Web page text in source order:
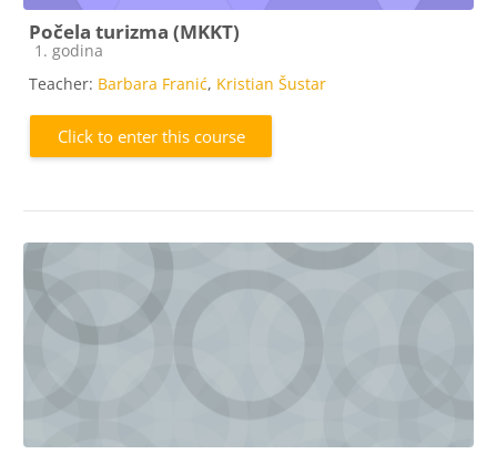
Počela turizma (MKKT)
Course category
1. godina
Teacher: Barbara Franić, Kristian Šustar
Click to enter this course